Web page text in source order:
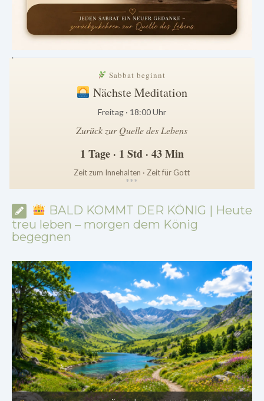
.
Sabbat beginnt
Nächste Meditation
Freitag · 18:00 Uhr
Zurück zur Quelle des Lebens
1 Tage · 1 Std · 43 Min
Zeit zum Innehalten · Zeit für Gott
***
BALD KOMMT DER KÖNIG | Heute
treu leben – morgen dem König
begegnen